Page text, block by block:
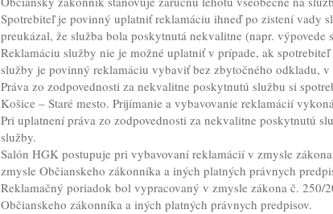
Spotrebiteľ je povinný uplatniť reklamáciu ihneď po zistení vady
preukázal, že služba bola poskytnutá nekvalitne (napr.
Reklamáciu služby nie je možné uplatniť v prípade, ak
služby je povinný reklamáciu vybaviť bez zbytočného odkladu, v
Práva zo zodpovednosti za nekvalitne poskytnutú službu si
Košice – Staré mesto. Prijímanie a vybavovanie reklamácií
Pri uplatnení práva zo zodpovednosti za nekvalitne poskytnutú
služby.
Salón HGK postupuje pri vybavovaní reklamácií v zmysle
zmysle Občianskeho zákonníka a iných platných právnych
Reklamačný poriadok bol vypracovaný v zmysle zákona č.
Občianskeho zákonníka a iných platných právnych predpisov.